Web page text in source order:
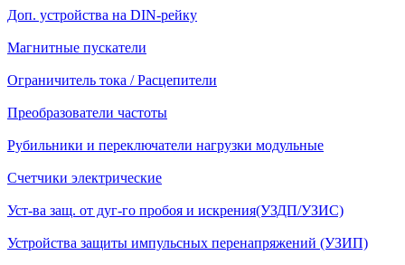
Доп. устройства на DIN-рейку
Магнитные пускатели
Ограничитель тока / Расцепители
Преобразователи частоты
Рубильники и переключатели нагрузки модульные
Счетчики электрические
Уст-ва защ. от дуг-го пробоя и искрения(УЗДП/УЗИС)
Устройства защиты импульсных перенапряжений (УЗИП)